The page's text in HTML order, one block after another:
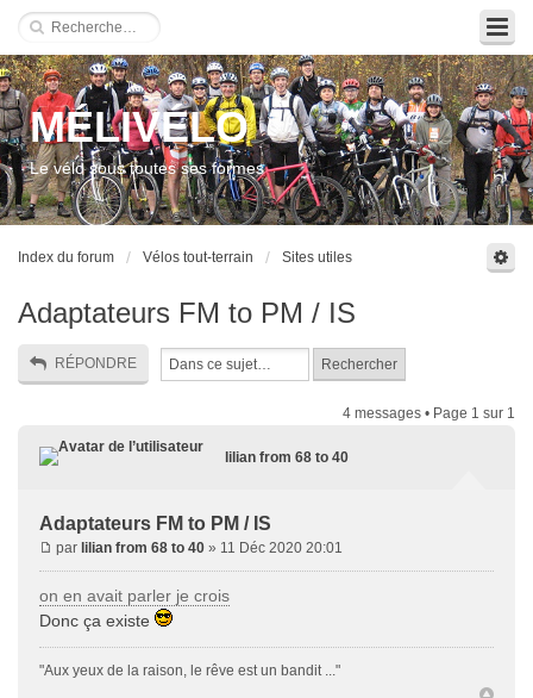
MÉLIVÉLO
Le vélo sous toutes ses formes
Index du forum Vélos tout-terrain Sites utiles
Adaptateurs FM to PM / IS
RÉPONDRE
4 messages • Page 1 sur 1
lilian from 68 to 40
Adaptateurs FM to PM / IS
par lilian from 68 to 40 » 11 Déc 2020 20:01
on en avait parler je crois
Donc ça existe
"Aux yeux de la raison, le rêve est un bandit ..."